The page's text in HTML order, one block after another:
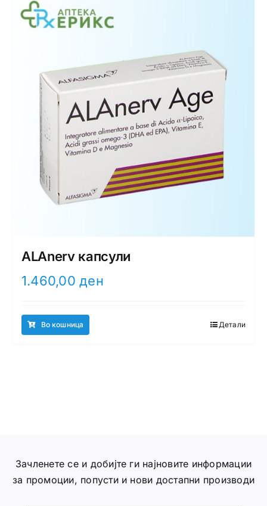
ALAnerv капсули
1.460,00ден
Во кошница Детали
Зачленете се и добијте ги најновите информации
за промоции, попусти и нови достапни производи